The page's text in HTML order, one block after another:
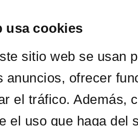
usa cookies
sitio web se usan
anuncios, ofrecer
el tráfico. Además,
el uso que haga del
CONCIERTOS ABONOS Y